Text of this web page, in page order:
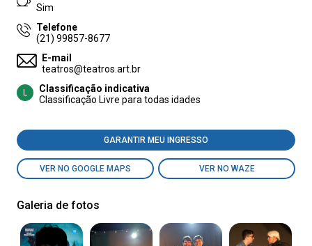
Sim
Telefone
(21) 99857-8677
E-mail
teatros@teatros.art.br
L
Classificação indicativa
Classificação Livre para todas idades
GARANTIR MEU INGRESSO
VER NO GOOGLE MAPS VER NO WAZE
Galeria de fotos